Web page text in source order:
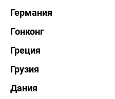
Германия
Гонконг
Греция
Грузия
Дания